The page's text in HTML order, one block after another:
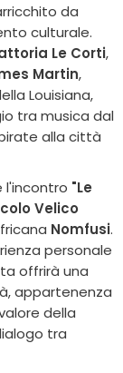
da
culturale.
Le Corti,
Martin,
Louisiana,
tra musica dal
alla città
l'incontro "Le
Velico
Nomfusi.
personale
offrirà una
appartenenza
della
tra